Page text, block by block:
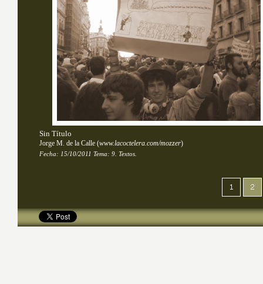
Sin Título
Jorge M. de la Calle (www.lacoctelera.com/mozzer)
Fecha: 15/10/2011 Tema: 9. Textos.